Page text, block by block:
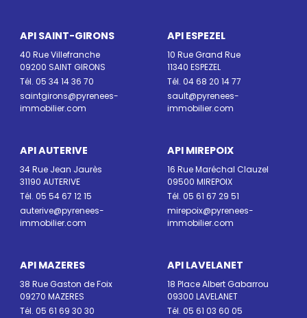
API SAINT-GIRONS
40 Rue Villefranche
09200 SAINT GIRONS
Tél. 05 34 14 36 70
saintgirons@pyrenees-
immobilier.com
API ESPEZEL
10 Rue Grand Rue
11340 ESPEZEL
Tél. 04 68 20 14 77
sault@pyrenees-
immobilier.com
API AUTERIVE
34 Rue Jean Jaurès
31190 AUTERIVE
Tél. 05 54 67 12 15
auterive@pyrenees-
immobilier.com
API MIREPOIX
16 Rue Maréchal Clauzel
09500 MIREPOIX
Tél. 05 61 67 29 51
mirepoix@pyrenees-
immobilier.com
API MAZERES
38 Rue Gaston de Foix
09270 MAZERES
Tél. 05 61 69 30 30
API LAVELANET
18 Place Albert Gabarrou
09300 LAVELANET
Tél. 05 61 03 60 05